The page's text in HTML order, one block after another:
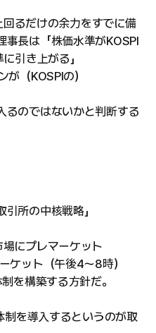
るだけの余力をすでに備
事長は「株価水準がKOSPI
引き上がる」
（KOSPIの）
るのではないかと判断する
引所の中核戦略」
にプレマーケット
ケット（午後4〜8時）
を構築する方針だ。
を導入するというのが取